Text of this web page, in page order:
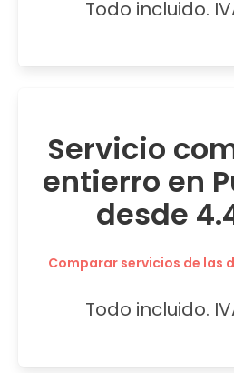
Todo incluido.
Servicio
entierro en
desde
Comparar servicios de las
Todo incluido.